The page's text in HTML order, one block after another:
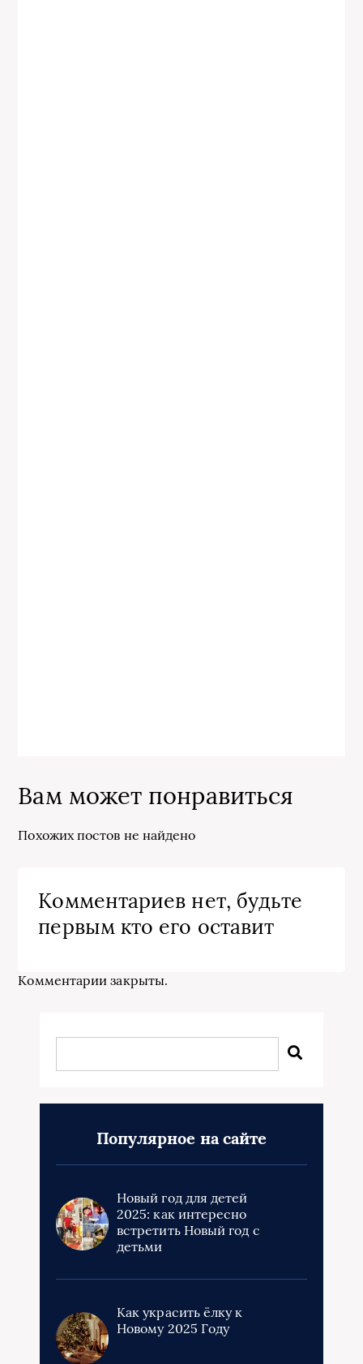
Вам может понравиться
Похожих постов не найдено
Комментариев нет, будьте
первым кто его оставит
Комментарии закрыты.
Популярное на сайте
Новый год для детей
2025: как интересно
встретить Новый год с
детьми
Как украсить ёлку к
Новому 2025 Году